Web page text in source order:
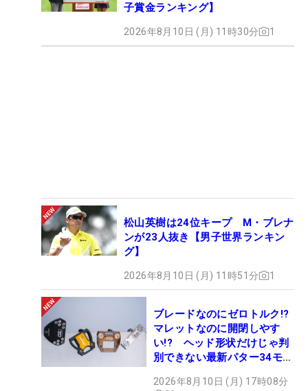
子賞金ランキング】
2026年8月10日 (月) 11時30分 1
松山英樹は24位キープ M・ブレナ
ンが23人抜き【男子世界ランキン
グ】
2026年8月10日 (月) 11時51分 1
ブレードなのにゼロトルク!?
マレットなのに開閉しやす
い!? ヘッド形状だけじゃ判
別できない最新パター34モデ
#ギアカタログ2026
2026年8月10日 (月) 17時08分